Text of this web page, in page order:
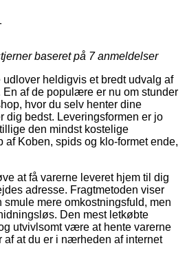
baseret på 7anmeldelser
heldigvis et bredt udvalg af
En af de populære er nu om stunder
hvor du selv henter dine
dig bedst. Leveringsformen er jo
den mindst kostelige
af Koben, spids og klo-formet ende,
at få varerne leveret hjem til dig
adresse. Fragtmetoden viser
mere omkostningsfuld, men
Den mest letkøbte
utvivlsomt være at hente varerne
at du er i nærheden af internet